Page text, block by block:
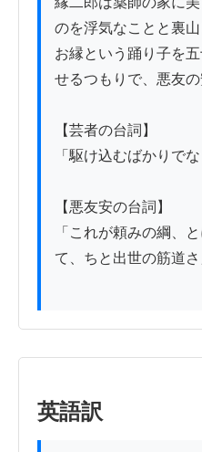
のを浮気なことと裏
お縁という踊り子を
せるつもりで、悪友の
【芸者の台詞】
「駆け込むばかりで
【悪友安の台詞】
「これが頼みの綱、
て、ちと出世の筋道さ
英語訳